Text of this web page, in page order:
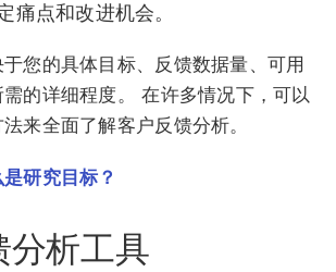
痛点和改进机会。
您的具体目标、反馈数据量、可用
的详细程度。 在许多情况下，可以
来全面了解客户反馈分析。
研究目标？
分析工具